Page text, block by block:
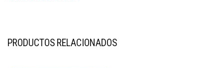
PRODUCTOS RELACIONADOS